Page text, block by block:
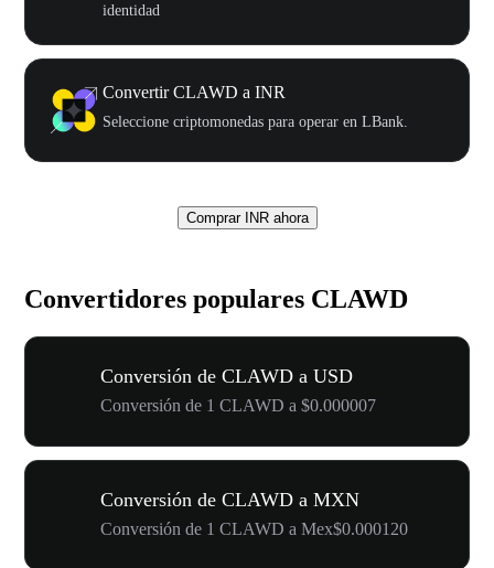
identidad
Convertir CLAWD a INR
Seleccione criptomonedas para operar en LBank.
Comprar INR ahora
Convertidores populares CLAWD
Conversión de CLAWD a USD
Conversión de 1 CLAWD a $0.000007
Conversión de CLAWD a MXN
Conversión de 1 CLAWD a Mex$0.000120